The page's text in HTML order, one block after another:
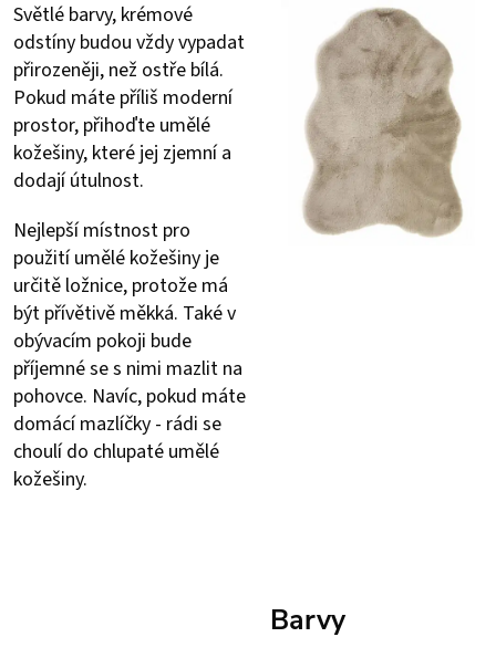
Světlé barvy, krémové
odstíny budou vždy vypadat
přirozeněji, než ostře bílá.
Pokud máte příliš moderní
prostor, přihoďte umělé
kožešiny, které jej zjemní a
dodají útulnost.
Nejlepší místnost pro
použití umělé kožešiny je
určitě ložnice, protože má
být přívětivě měkká. Také v
obývacím pokoji bude
příjemné se s nimi mazlit na
pohovce. Navíc, pokud máte
domácí mazlíčky - rádi se
choulí do chlupaté umělé
kožešiny.
Barvy